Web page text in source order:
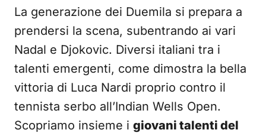
La generazione dei Duemila si prepara a
prendersi la scena, subentrando ai vari
Nadal e Djokovic. Diversi italiani tra i
talenti emergenti, come dimostra la bella
vittoria di Luca Nardi proprio contro il
tennista serbo all’Indian Wells Open.
Scopriamo insieme i giovani talenti del